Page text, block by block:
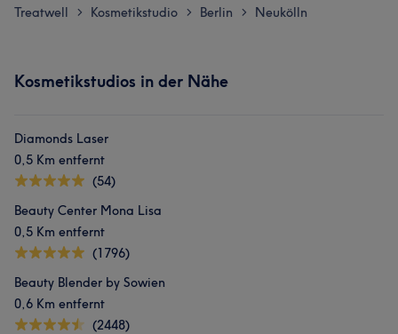
Treatwell > Kosmetikstudio > Berlin > Neukölln
Kosmetikstudios in der Nähe
Diamonds Laser
0,5 Km entfernt
(54)
Beauty Center Mona Lisa
0,5 Km entfernt
(1796)
Beauty Blender by Sowien
0,6 Km entfernt
(2448)